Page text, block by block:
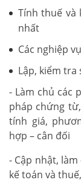
Tính thuế và
nhất
Các nghiệp
Lập, kiểm
- Làm chủ các
pháp chứng
tính giá,
hợp – cân đối
- Cập nhật,
kế toán và